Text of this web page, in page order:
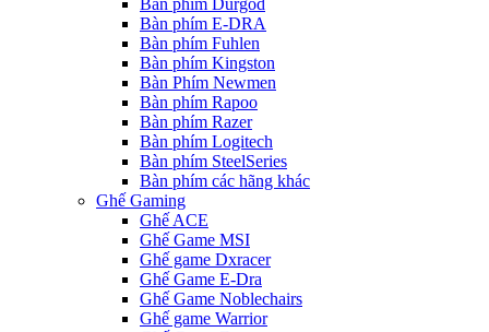
Bàn phím Durgod
Bàn phím E-DRA
Bàn phím Fuhlen
Bàn phím Kingston
Bàn Phím Newmen
Bàn phím Rapoo
Bàn phím Razer
Bàn phím Logitech
Bàn phím SteelSeries
Bàn phím các hãng khác
Ghế Gaming
Ghế ACE
Ghế Game MSI
Ghế game Dxracer
Ghế Game E-Dra
Ghế Game Noblechairs
Ghế game Warrior